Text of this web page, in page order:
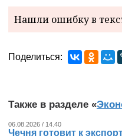
Нашли ошибку в
Поделиться:
Также в разделе «
06.08.2026 / 14.40
Чечня готовит к